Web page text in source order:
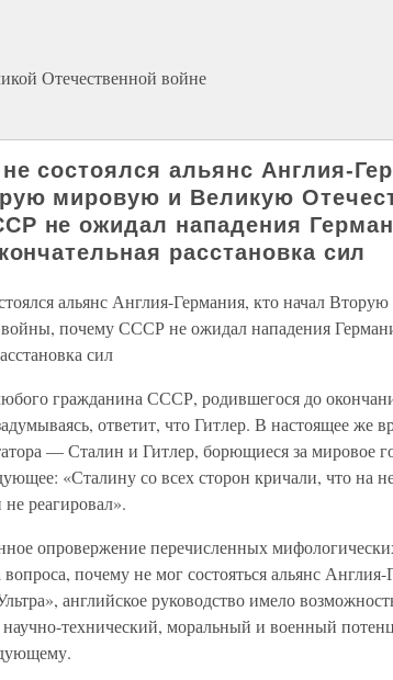
Отечественной войне
состоялся альянс Англия-
мировую и Великую
не ожидал нападения
расстановка сил
альянс Англия-Германия, кто начал
почему СССР не ожидал нападения
сил
гражданина СССР, родившегося до
ответит, что Гитлер. В настоящее же
— Сталин и Гитлер, борющиеся за мировое
«Сталину со всех сторон кричали, что на
реагировал».
опровержение перечисленных
вопроса, почему не мог состояться альянс
английское руководство имело
технический, моральный и военный